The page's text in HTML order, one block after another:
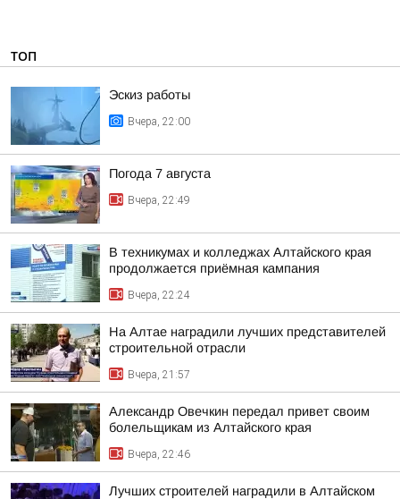
ТОП
Эскиз работы
Вчера, 22:00
Погода 7 августа
Вчера, 22:49
В техникумах и колледжах Алтайского края
продолжается приёмная кампания
Вчера, 22:24
На Алтае наградили лучших представителей
строительной отрасли
Вчера, 21:57
Александр Овечкин передал привет своим
болельщикам из Алтайского края
Вчера, 22:46
Лучших строителей наградили в Алтайском